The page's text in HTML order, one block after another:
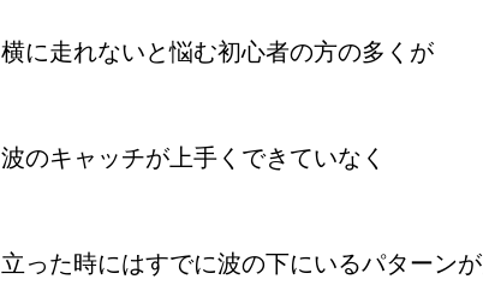
横に走れないと悩む初心者の方の多くが
波のキャッチが上手くできていなく
立った時にはすでに波の下にいるパターンが